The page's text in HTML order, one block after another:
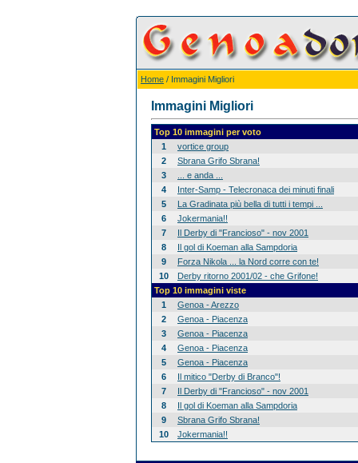
Home / Immagini Migliori
Immagini Migliori
Top 10 immagini per voto
1
vortice group
2
Sbrana Grifo Sbrana!
3
... e anda ...
4
Inter-Samp - Telecronaca dei minuti finali
5
La Gradinata più bella di tutti i tempi ...
6
Jokermania!!
7
Il Derby di "Francioso" - nov 2001
8
Il gol di Koeman alla Sampdoria
9
Forza Nikola ... la Nord corre con te!
10
Derby ritorno 2001/02 - che Grifone!
Top 10 immagini viste
1
Genoa - Arezzo
2
Genoa - Piacenza
3
Genoa - Piacenza
4
Genoa - Piacenza
5
Genoa - Piacenza
6
Il mitico "Derby di Branco"!
7
Il Derby di "Francioso" - nov 2001
8
Il gol di Koeman alla Sampdoria
9
Sbrana Grifo Sbrana!
10
Jokermania!!